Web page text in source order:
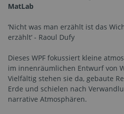
MatLab
‘Nicht was man erzählt ist das
erzählt‘ - Raoul Dufy
Dieses WPF fokussiert kleine
im innenräumlichen Entwurf von
Vielfältig stehen sie da, gebaute
Erde und schielen nach
narrative Atmosphären.